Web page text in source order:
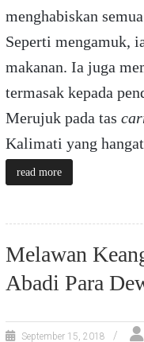
menghabiskan
Seperti mengamuk,
makanan. Ia juga
termasak kepada
Merujuk pada tas
Kalimati yang
read more
Melawan
Abadi Para
September 15, 2018